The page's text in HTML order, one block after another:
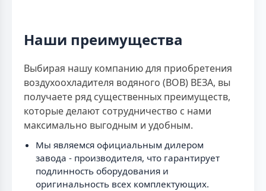
Наши преимущества
Выбирая нашу компанию для приобретения
воздухоохладителя водяного (ВОВ) ВЕЗА, вы
получаете ряд существенных преимуществ,
которые делают сотрудничество с нами
максимально выгодным и удобным.
Мы являемся официальным дилером
завода - производителя, что гарантирует
подлинность оборудования и
оригинальность всех комплектующих.